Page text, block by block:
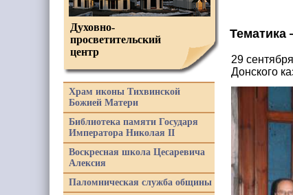
Тематика
29
Донского
Духовно-
просветительский
центр
Храм иконы Тихвинской
Божией Матери
Библиотека памяти Государя
Императора Николая II
Воскресная школа Цесаревича
Алексия
Паломническая служба общины